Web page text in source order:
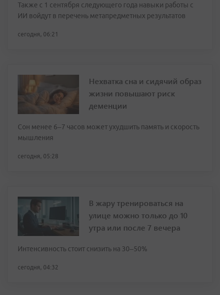
Также с 1 сентября следующего года навыки работы с
ИИ войдут в перечень метапредметных результатов
сегодня, 06:21
Нехватка сна и сидячий образ
жизни повышают риск
деменции
Сон менее 6–7 часов может ухудшить память и скорость
мышления
сегодня, 05:28
В жару тренироваться на
улице можно только до 10
утра или после 7 вечера
Интенсивность стоит снизить на 30–50%
сегодня, 04:32